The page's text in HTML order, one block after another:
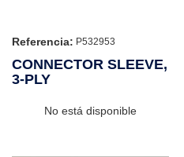
Referencia: P532953
CONNECTOR SLEEVE,
3-PLY
No está disponible